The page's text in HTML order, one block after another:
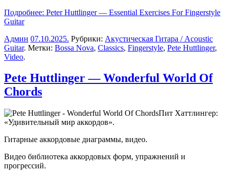
Подробнее: Peter Huttlinger — Essential Exercises For Fingerstyle
Guitar
Админ 07.10.2025. Рубрики: Акустическая Гитара / Acoustic
Guitar. Метки: Bossa Nova, Classics, Fingerstyle, Pete Huttlinger,
Video.
Pete Huttlinger — Wonderful World Of
Chords
Пит Хаттлингер:
«Удивительный мир аккордов».
Гитарные аккордовые диаграммы, видео.
Видео библиотека аккордовых форм, упражнений и
прогрессий.